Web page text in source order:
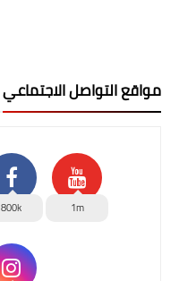
مواقع التواصل الاجتماعي
1m
800k